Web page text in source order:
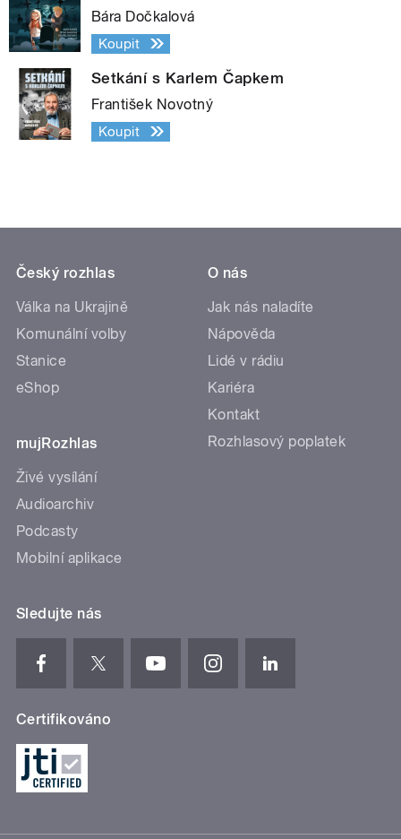
Bára Dočkalová
Koupit
Setkání s Karlem Čapkem
František Novotný
Koupit
Český rozhlas
Válka na Ukrajině
Komunální volby
Stanice
eShop
mujRozhlas
Živé vysílání
Audioarchiv
Podcasty
Mobilní aplikace
O nás
Jak nás naladíte
Nápověda
Lidé v rádiu
Kariéra
Kontakt
Rozhlasový poplatek
Sledujte nás
Certifikováno